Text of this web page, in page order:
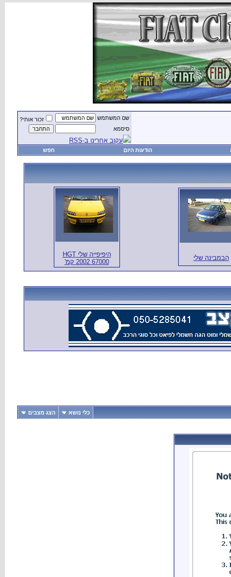
שם המשתמש
זכור אותי?
סיסמא
עקוב אחרינו ב-RSS
הודעות היום חפש
הבמבינה שלי
היפיפייה שלי HGT
2002 67000 קמ'
כלי נושא הצג מצבים